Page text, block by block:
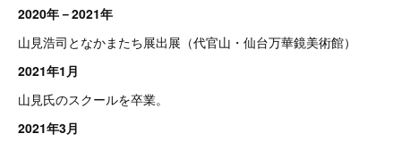
2020年－2021年
山見浩司となかまたち展出展（代官山・仙台万華鏡美術館）
2021年1月
山見氏のスクールを卒業。
2021年3月